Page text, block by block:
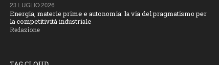
23 LUGLIO 2026
Energia, materie prime e autonomia: la via del pragmatismo per
la competitività industriale
Redazione